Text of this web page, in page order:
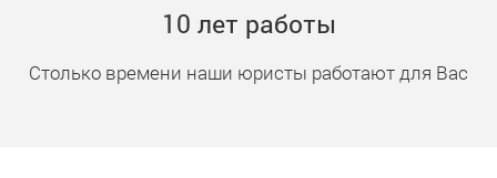
10 лет работы
Столько времени наши юристы работают для Вас